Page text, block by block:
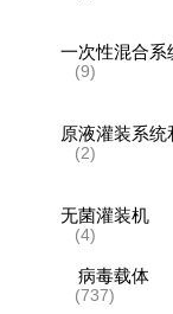
一次性混合系
(9)
原液灌装系统
(2)
无菌灌装机
(4)
病毒载体
(737)